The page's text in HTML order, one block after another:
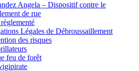
Angela – Dispositif contre le
de rue
règlementé
Légales de Débroussaillement
des risques
feu de forêt